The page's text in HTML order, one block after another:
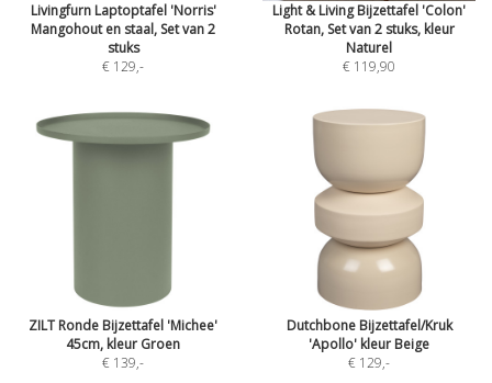
Livingfurn Laptoptafel 'Norris'
Mangohout en staal, Set van 2
stuks
€ 129,-
Light & Living Bijzettafel 'Colon'
Rotan, Set van 2 stuks, kleur
Naturel
€ 119,90
ZILT Ronde Bijzettafel 'Michee'
45cm, kleur Groen
€ 139,-
Dutchbone Bijzettafel/Kruk
'Apollo' kleur Beige
€ 129,-